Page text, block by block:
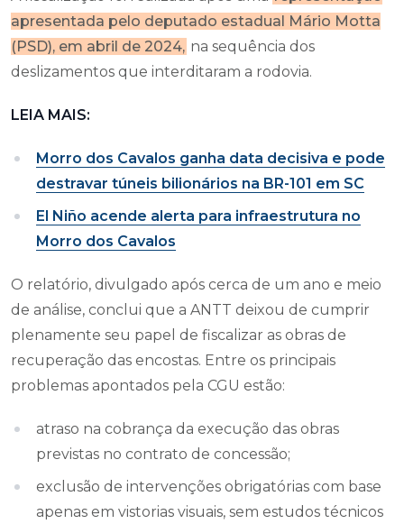
apresentada pelo deputado estadual Mário Motta
(PSD), em abril de 2024, na sequência dos
deslizamentos que interditaram a rodovia.
LEIA MAIS:
Morro dos Cavalos ganha data decisiva e pode
destravar túneis bilionários na BR-101 em SC
El Niño acende alerta para infraestrutura no
Morro dos Cavalos
O relatório, divulgado após cerca de um ano e meio
de análise, conclui que a ANTT deixou de cumprir
plenamente seu papel de fiscalizar as obras de
recuperação das encostas. Entre os principais
problemas apontados pela CGU estão:
atraso na cobrança da execução das obras
previstas no contrato de concessão;
exclusão de intervenções obrigatórias com base
apenas em vistorias visuais, sem estudos técnicos